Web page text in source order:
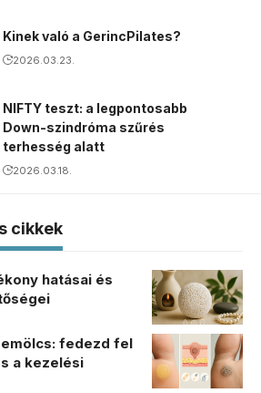
Kinek való a GerincPilates?
2026.03.23.
NIFTY teszt: a legpontosabb
Down-szindróma szűrés
terhesség alatt
2026.03.18.
cikkek
hatásai és
fedezd fel
a kezelési